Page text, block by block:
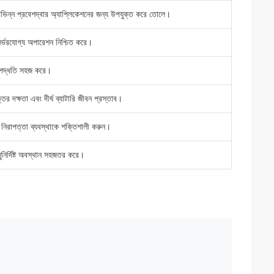
প্রবেশদ্বার অ্যাপ্লিকেশনের জন্য উপযুক্ত করে তোলে।
অপারেশন নিশ্চিত করে।
পদ্ধতি সহজ করে।
দক্ষতা এবং দীর্ঘ ব্যাটারি জীবন প্রস্তাব।
নিরাপত্তা ব্যবস্থাকে শক্তিশালী করুন।
অবস্থান সহজতর করে।